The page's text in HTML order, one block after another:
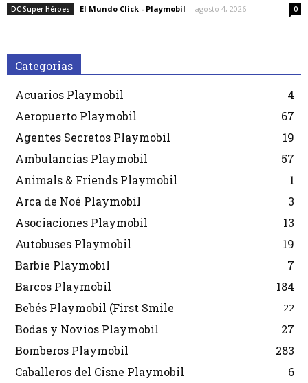
DC Super Héroes El Mundo Click - Playmobil - agosto 4, 2026 0
Categorias
Acuarios Playmobil
4
Aeropuerto Playmobil
67
Agentes Secretos Playmobil
19
Ambulancias Playmobil
57
Animals & Friends Playmobil
1
Arca de Noé Playmobil
3
Asociaciones Playmobil
13
Autobuses Playmobil
19
Barbie Playmobil
7
Barcos Playmobil
184
Bebés Playmobil (First Smile
22
Bodas y Novios Playmobil
27
Bomberos Playmobil
283
Caballeros del Cisne Playmobil
6